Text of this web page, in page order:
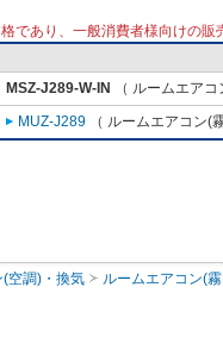
であり、一般消費者様向けの販
MSZ-J289-W-IN
（ ルームエア
MUZ-J289 （ ルームエアコン(
(空調)・換気 ルームエアコン(